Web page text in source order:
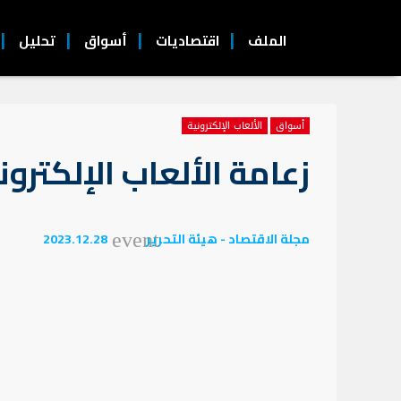
الملف اقتصاديات أسواق تحليل
أسواق الألعاب الإلكترونية
زعامة الألعاب
مجلة الاقتصاد - هيئة التحريرevent
2023.12.28